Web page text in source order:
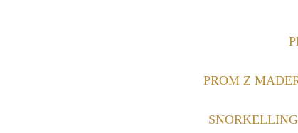
PROM Z